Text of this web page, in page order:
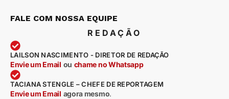
FALE COM NOSSA EQUIPE
REDAÇÃO
LAILSON NASCIMENTO - DIRETOR DE REDAÇÃO
Envie um Email ou chame no Whatsapp
TACIANA STENGLE – CHEFE DE REPORTAGEM
Envie um Email agora mesmo.